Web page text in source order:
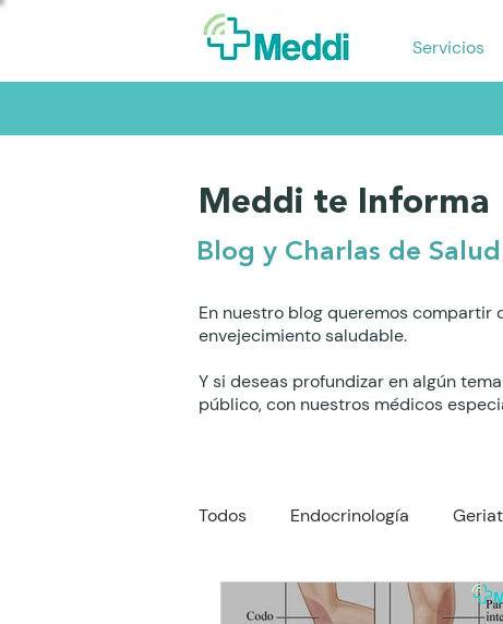
Servicios
Meddi te Informa
Blog y Charlas de Salud
En nuestro blog queremos
envejecimiento saludable.
Y si deseas profundizar en algún
público, con nuestros médicos
Todos Endocrinología
Reumatología